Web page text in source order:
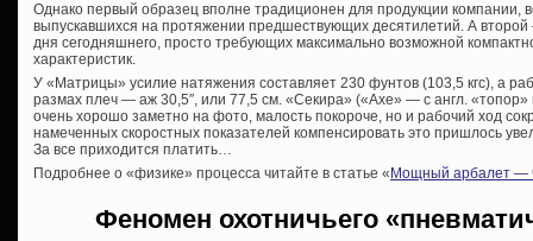
Однако первый образец вполне традиционен для продукции компании,
выпускавшихся на протяжении предшествующих десятилетий. А
дня сегодняшнего, просто требующих максимально возможной
характеристик.
У «Матрицы» усилие натяжения составляет 230 фунтов (103,5 кгс), а
размах плеч — аж 30,5″, или 77,5 см. «Секира» («Axe» — с англ.
очень хорошо заметно на фото, малость покороче, но и рабочий ход
намеченных скоростных показателей компенсировать это пришлось
За все приходится платить…
Подробнее о «физике» процесса читайте в статье « Мощный арбалет —
Феномен охотничьего